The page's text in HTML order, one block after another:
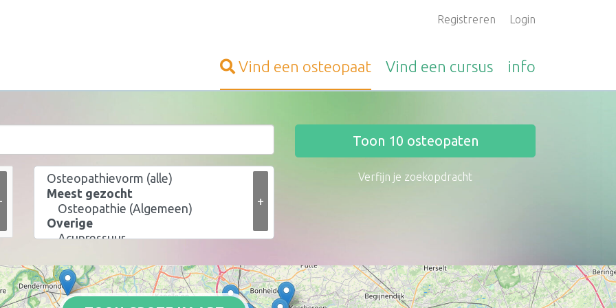
Registreren Login
Vind een osteopaat Vind een cursus info
+
Toon 10 osteopaten
Verfijn je zoekopdracht